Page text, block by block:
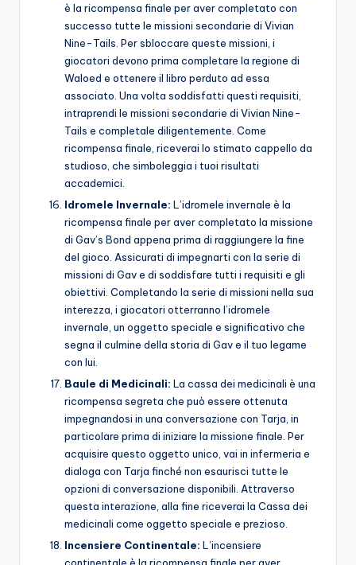
è la ricompensa finale per aver completato con
successo tutte le missioni secondarie di Vivian
Nine-Tails. Per sbloccare queste missioni, i
giocatori devono prima completare la regione di
Waloed e ottenere il libro perduto ad essa
associato. Una volta soddisfatti questi requisiti,
intraprendi le missioni secondarie di Vivian Nine-
Tails e completale diligentemente. Come
ricompensa finale, riceverai lo stimato cappello da
studioso, che simboleggia i tuoi risultati
accademici.
Idromele Invernale: L’idromele invernale è la
ricompensa finale per aver completato la missione
di Gav’s Bond appena prima di raggiungere la fine
del gioco. Assicurati di impegnarti con la serie di
missioni di Gav e di soddisfare tutti i requisiti e gli
obiettivi. Completando la serie di missioni nella sua
interezza, i giocatori otterranno l’idromele
invernale, un oggetto speciale e significativo che
segna il culmine della storia di Gav e il tuo legame
con lui.
Baule di Medicinali: La cassa dei medicinali è una
ricompensa segreta che può essere ottenuta
impegnandosi in una conversazione con Tarja, in
particolare prima di iniziare la missione finale. Per
acquisire questo oggetto unico, vai in infermeria e
dialoga con Tarja finché non esaurisci tutte le
opzioni di conversazione disponibili. Attraverso
questa interazione, alla fine riceverai la Cassa dei
medicinali come oggetto speciale e prezioso.
Incensiere Continentale: L’incensiere